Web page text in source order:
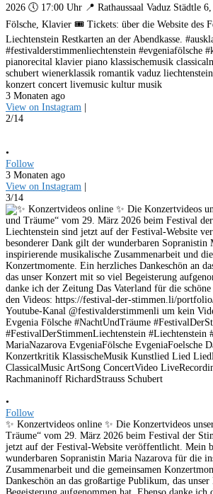
2026 🕔 17:00 Uhr 📍 Rathaussaal Vaduz Städtle
Fölsche, Klavier 🎟️ Tickets: über die Website des
Liechtenstein Restkarten an der Abendkasse.
#festivalderstimmenliechtenstein #evgeniafölsche
pianorecital klavier piano klassischemusik
schubert wienerklassik romantik vaduz
konzert concert livemusic kultur musik
3 Monaten ago
View on Instagram
2/14
•
Follow
3 Monaten ago
View on Instagram
3/14
•
Follow
✨ Konzertvideos online ✨ Die Konzertvideos
Träume“ vom 29. März 2026 beim Festival der
jetzt auf der Festival-Website veröffentlicht. Mein
wunderbaren Sopranistin Maria Nazarova für die
Zusammenarbeit und die gemeinsamen
Dankeschön an das großartige Publikum, das